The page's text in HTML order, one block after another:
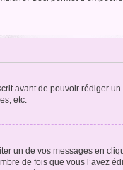
avant de pouvoir rédiger
etc.
un de vos messages en
de fois que vous l’avez